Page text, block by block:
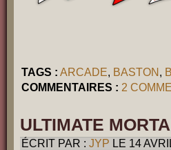
TAGS : ARCADE, BASTON ,
COMMENTAIRES : 2
ULTIMATE
ÉCRIT PAR : JYP LE 14